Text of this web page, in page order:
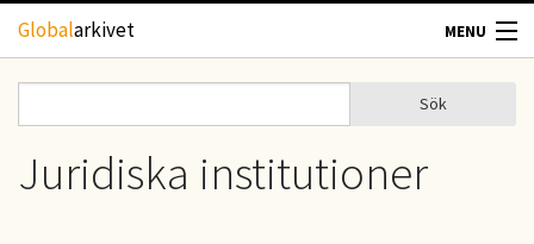
Hoppa till huvudinnehåll
Globalarkivet MENU
TIDSKRIFTER
Sökformulär
Sök
Juridiska institutioner